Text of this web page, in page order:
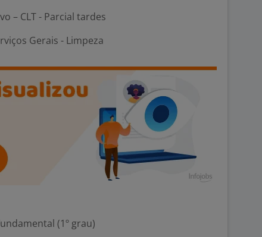
– CLT - Parcial tardes
Gerais - Limpeza
(1º grau)